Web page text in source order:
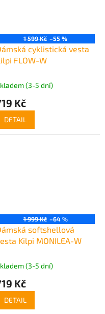
1 599 Kč –55 %
cyklistická vesta
FLOW-W
(3-5 dní)
Kč
DETAIL
1 999 Kč –64 %
softshellová
Kilpi MONILEA-W
(3-5 dní)
Kč
DETAIL